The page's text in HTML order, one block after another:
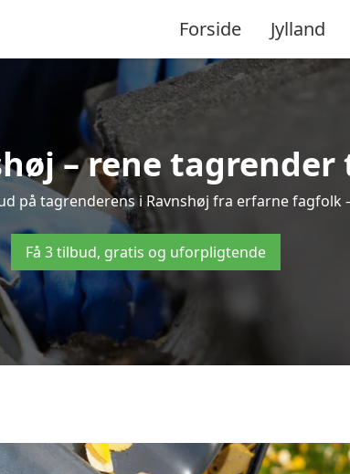
Forside Jylland
– rene
på tagrenderens i Ravnshøj fra erfarne
Få 3 tilbud, gratis og uforpligtende